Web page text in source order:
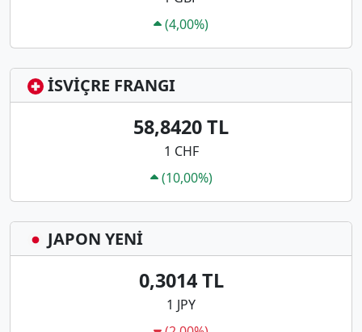
(4,00%)
İSVİÇRE FRANGI
58,8420 TL
1 CHF
(10,00%)
JAPON YENİ
0,3014 TL
1 JPY